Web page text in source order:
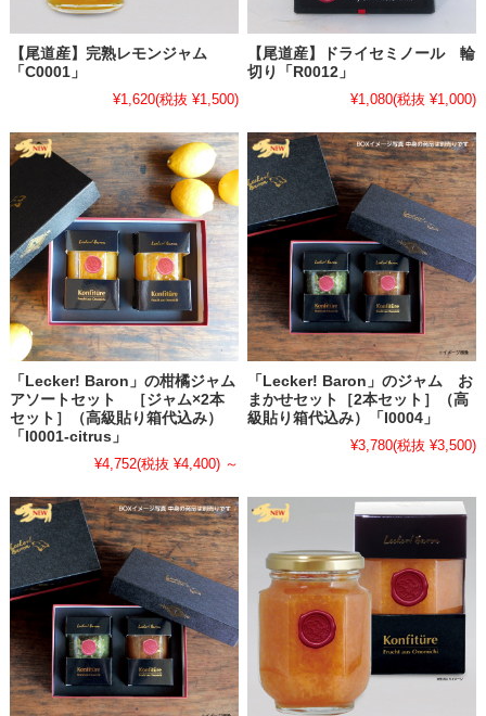
ぞ楽しみにお待ちください。
▶▶▶ジャム・コンフィチュール→いちじく
2025.8.25
【尾道で育った桃を贅沢に仕立てたジャムから、お好きな2本を選
べるギフトセットができました】
桃の甘みがふわりと広がり、完熟レモンの酸味がきらりと走る。桃を
贅沢に使った、職人仕立てのジャム。 その中から、お好みの2本を自
由にお選びいただけるギフトセットです。
高級感あふれる貼り箱に入れてお届けするので、贈り物にはもちろ
ん、「自分へのご褒美」にもぴったり。
▶▶▶「Lecker! Baron」のジャムアソートセット ［プレミアムジャ
ム×2本セット］（高級貼り箱代込み）商品ページはこちら
2025.8.20
・【ゆめタウン徳島「至福のひとときを。 ゆめタウン徳島パン＆ス
ゆめタウン徳島にて開催の【至福のひとときを。 ゆめタウン徳島パ
ン＆スイーツ セレクション】での出店が無事終了しました。
前回に引き続きご来場いただいたお客様、期間中何度も御来店いただ
いたお客様、今回興味を持ってご購入いただけたお客様、また、ご関
した。
2025.8.20
・ 【ゆめタウン徳島「至福のひとときを。 ゆめタウン徳島パン＆ス
イーツ セレクション」参加のお知らせ】
2025年08月16日(土) 、17日(日) の2日間（9:30〜16:00）、ゆめタウン
徳島1F 藍の広場 にて開催される
【至福のひとときを。 ゆめタウン徳島パン＆スイーツ セレクショ
ン】に出店いたします。（入場無料）
【尾道産】完熟レモンジャム
「C0001」
¥1,620(税抜 ¥1,500)
【尾道産】ドライセミノール 輪
切り「R0012」
¥1,080(税抜 ¥1,000)
「Lecker! Baron」の柑橘ジャム
アソートセット ［ジャム×2本
セット］（高級貼り箱代込み）
「I0001-citrus」
¥4,752(税抜 ¥4,400)～
「Lecker! Baron」のジャム お
まかせセット［2本セット］（高
級貼り箱代込み）「I0004」
¥3,780(税抜 ¥3,500)